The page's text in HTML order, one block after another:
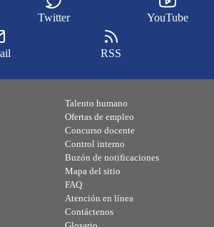
Twitter YouTube
RSS
Talento humano
Ofertas de empleo
Concurso docente
Control interno
Buzón de notificaciones
Mapa del sitio
FAQ
Atención en línea
Contáctenos